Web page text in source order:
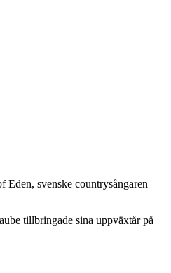
Eden, svenske countrysångaren
tillbringade sina uppväxtår på